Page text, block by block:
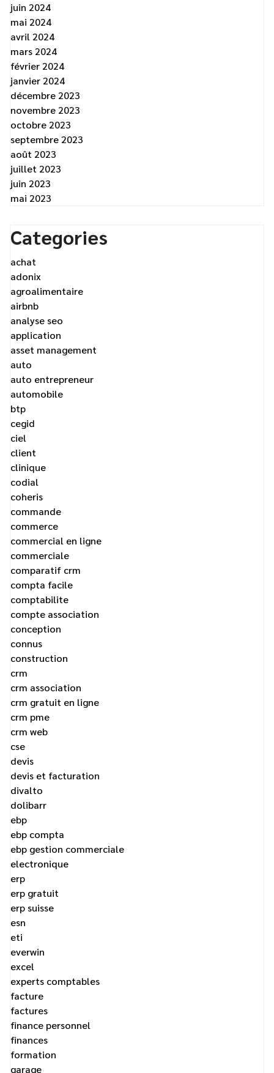
juin 2024
mai 2024
avril 2024
mars 2024
février 2024
janvier 2024
décembre 2023
novembre 2023
octobre 2023
septembre 2023
août 2023
juillet 2023
juin 2023
mai 2023
Categories
achat
adonix
agroalimentaire
airbnb
analyse seo
application
asset management
auto
auto entrepreneur
automobile
btp
cegid
ciel
client
clinique
codial
coheris
commande
commerce
commercial en ligne
commerciale
comparatif crm
compta facile
comptabilite
compte association
conception
connus
construction
crm
crm association
crm gratuit en ligne
crm pme
crm web
cse
devis
devis et facturation
divalto
dolibarr
ebp
ebp compta
ebp gestion commerciale
electronique
erp
erp gratuit
erp suisse
esn
eti
everwin
excel
experts comptables
facture
factures
finance personnel
finances
formation
garage